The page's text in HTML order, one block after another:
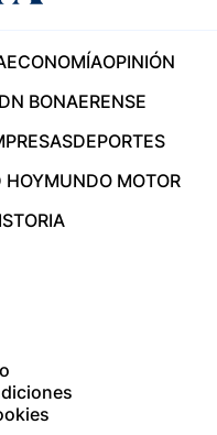
ECONOMÍAOPINIÓN
BONAERENSE
DEPORTES
HOYMUNDO MOTOR